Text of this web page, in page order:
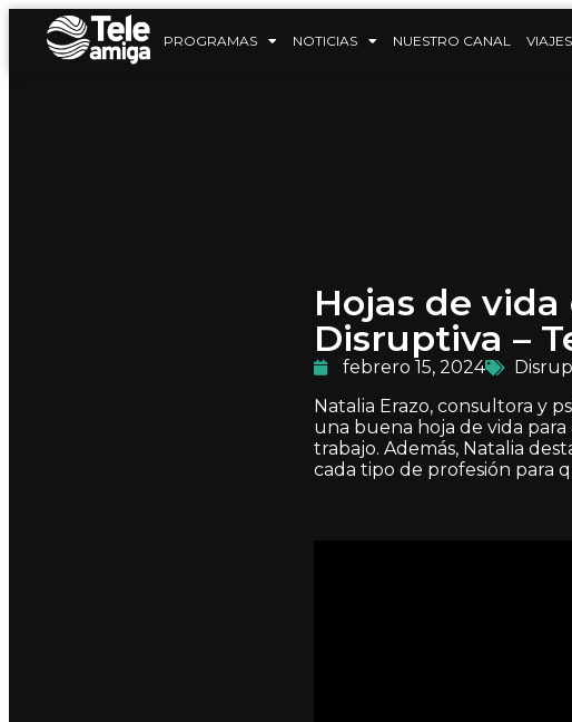
PROGRAMAS NOTICIAS NUESTRO CANAL VIAJES
Hojas de
Disruptiva –
febrero 15, 2024
Natalia Erazo, consultora y
una buena hoja de vida
trabajo. Además, Natalia
cada tipo de profesión para